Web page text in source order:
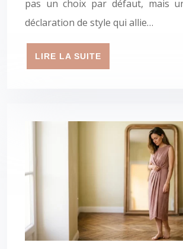
pas un choix par défaut, mais
déclaration de style qui allie…
LIRE LA SUITE